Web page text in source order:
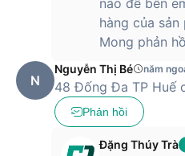
hàng của
Mong phản
N
Nguyễn Thị Bé năm
48 Đống Đa TP Huế
Phản hồi
Đặng Thúy Trà